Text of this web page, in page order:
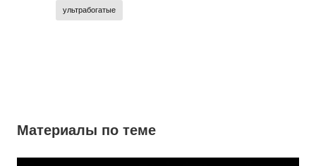
ультрабогатые
Материалы по теме